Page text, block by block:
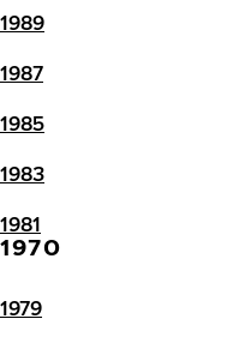
1989
1987
1985
1983
1981
1970
1979